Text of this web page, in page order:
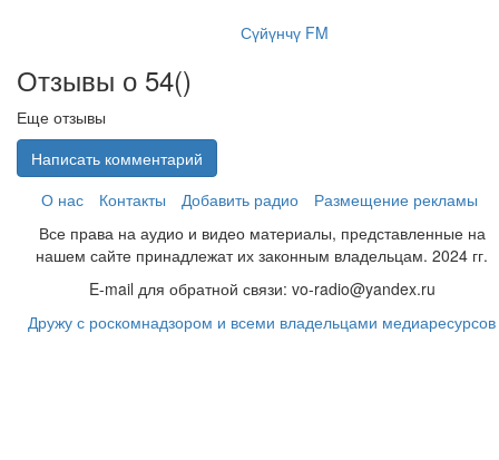
Сүйүнчү FM
Отзывы о 54()
Еще отзывы
Написать комментарий
О нас
Контакты Добавить радио
Размещение рекламы
Все права на аудио и видео материалы, представленные на
нашем сайте принадлежат их законным владельцам. 2024 гг.
E-mail для обратной связи: vo-radio@yandex.ru
Дружу с роскомнадзором и всеми владельцами медиаресурсов